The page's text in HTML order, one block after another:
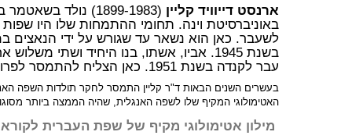
ארנסט דייוויד קליין
לשעבר. כאן הוא נשאר עד שגורש על ידי הנאצים
בשנת 1945. אביו, אשתו, בנו היחיד
עבר לקנדה בשנת 1951. כאן הצליח להתמסר לפרויקטים שהקים קודם לכן באירופה.
בעשרים השנים הבאות ד"ר קליין התמסר לחקר תולדות השפה
האטימולוגי המקיף שלו לשפה האנגלית, שהיה הממצה ביותר
מילון אטימולוגי מקיף של שפת העברית